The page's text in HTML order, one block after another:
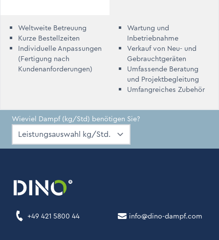
Weltweite Betreuung
Kurze Bestellzeiten
Individuelle Anpassungen
(Fertigung nach
Kundenanforderungen)
Wartung und
Inbetriebnahme
Verkauf von Neu- und
Gebrauchtgeräten
Umfassende Beratung
und Projektbegleitung
Umfangreiches Zubehör
Wieviel Dampf (kg/Std) benötigen Sie?
+49 421 5800 44 info@dino-dampf.com